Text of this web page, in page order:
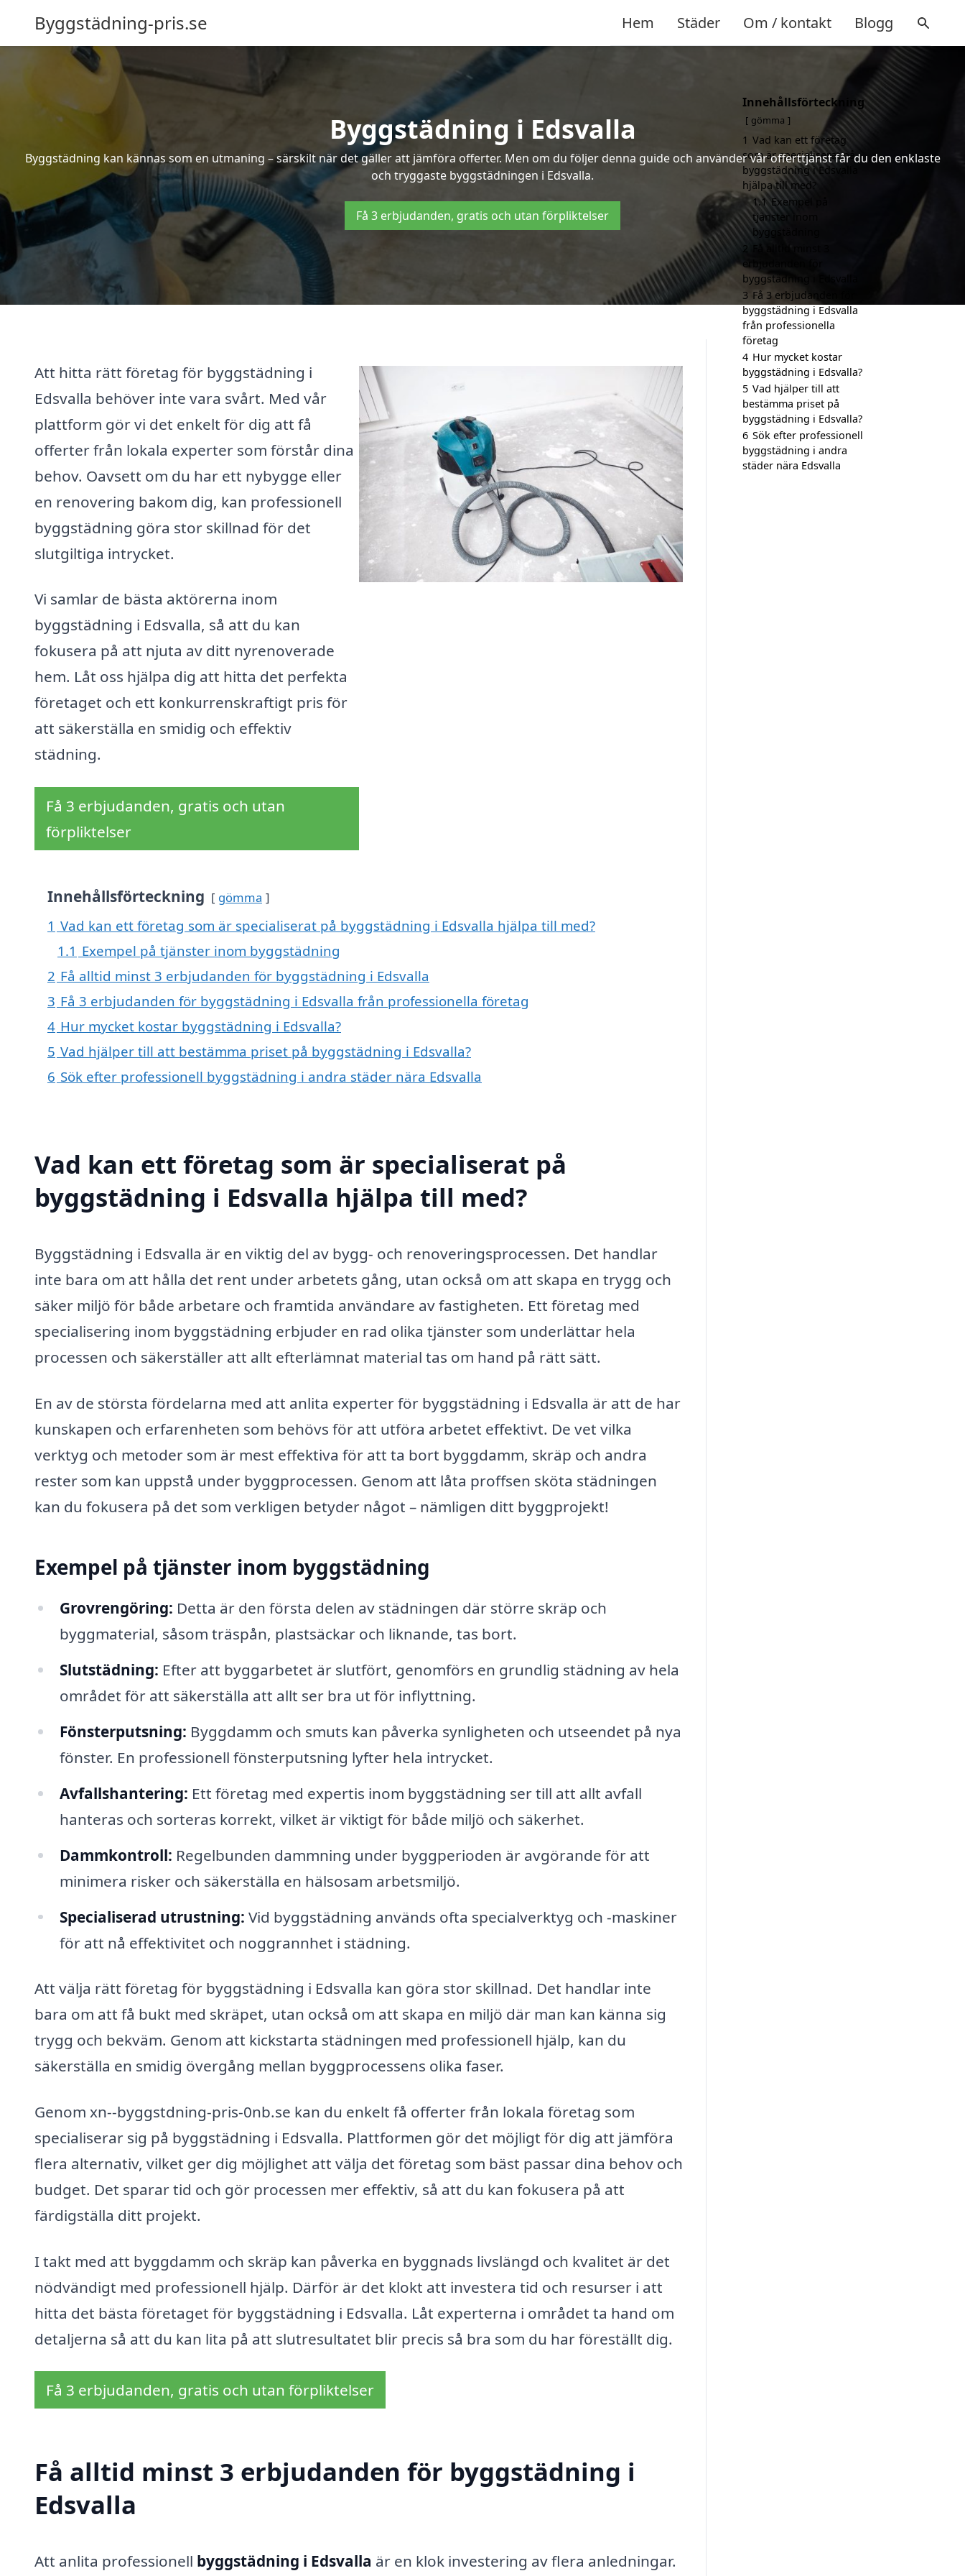
Byggstädning-pris.se Hem Städer Om / kontakt Blogg
Byggstädning i Edsvalla
Byggstädning kan kännas som en utmaning – särskilt när det gäller att jämföra offerter. Men om du följer denna guide och använder vår offerttjänst får du den enklaste
och tryggaste byggstädningen i Edsvalla.
Få 3 erbjudanden, gratis och utan förpliktelser
Att hitta rätt företag för byggstädning i
Edsvalla behöver inte vara svårt. Med vår
plattform gör vi det enkelt för dig att få
offerter från lokala experter som förstår dina
behov. Oavsett om du har ett nybygge eller
en renovering bakom dig, kan professionell
byggstädning göra stor skillnad för det
slutgiltiga intrycket.
Vi samlar de bästa aktörerna inom
byggstädning i Edsvalla, så att du kan
fokusera på att njuta av ditt nyrenoverade
hem. Låt oss hjälpa dig att hitta det perfekta
företaget och ett konkurrenskraftigt pris för
att säkerställa en smidig och effektiv
städning.
Få 3 erbjudanden, gratis och utan
förpliktelser
Innehållsförteckning gömma
1 Vad kan ett företag som är specialiserat på byggstädning i Edsvalla hjälpa till med?
1.1 Exempel på tjänster inom byggstädning
2 Få alltid minst 3 erbjudanden för byggstädning i Edsvalla
3 Få 3 erbjudanden för byggstädning i Edsvalla från professionella företag
4 Hur mycket kostar byggstädning i Edsvalla?
5 Vad hjälper till att bestämma priset på byggstädning i Edsvalla?
6 Sök efter professionell byggstädning i andra städer nära Edsvalla
Vad kan ett företag som är specialiserat på
byggstädning i Edsvalla hjälpa till med?
Byggstädning i Edsvalla är en viktig del av bygg- och renoveringsprocessen. Det handlar
inte bara om att hålla det rent under arbetets gång, utan också om att skapa en trygg och
säker miljö för både arbetare och framtida användare av fastigheten. Ett företag med
specialisering inom byggstädning erbjuder en rad olika tjänster som underlättar hela
processen och säkerställer att allt efterlämnat material tas om hand på rätt sätt.
En av de största fördelarna med att anlita experter för byggstädning i Edsvalla är att de har
kunskapen och erfarenheten som behövs för att utföra arbetet effektivt. De vet vilka
verktyg och metoder som är mest effektiva för att ta bort byggdamm, skräp och andra
rester som kan uppstå under byggprocessen. Genom att låta proffsen sköta städningen
kan du fokusera på det som verkligen betyder något – nämligen ditt byggprojekt!
Exempel på tjänster inom byggstädning
Grovrengöring: Detta är den första delen av städningen där större skräp och
byggmaterial, såsom träspån, plastsäckar och liknande, tas bort.
Slutstädning: Efter att byggarbetet är slutfört, genomförs en grundlig städning av hela
området för att säkerställa att allt ser bra ut för inflyttning.
Fönsterputsning: Byggdamm och smuts kan påverka synligheten och utseendet på nya
fönster. En professionell fönsterputsning lyfter hela intrycket.
Avfallshantering: Ett företag med expertis inom byggstädning ser till att allt avfall
hanteras och sorteras korrekt, vilket är viktigt för både miljö och säkerhet.
Dammkontroll: Regelbunden dammning under byggperioden är avgörande för att
minimera risker och säkerställa en hälsosam arbetsmiljö.
Specialiserad utrustning: Vid byggstädning används ofta specialverktyg och -maskiner
för att nå effektivitet och noggrannhet i städning.
Att välja rätt företag för byggstädning i Edsvalla kan göra stor skillnad. Det handlar inte
bara om att få bukt med skräpet, utan också om att skapa en miljö där man kan känna sig
trygg och bekväm. Genom att kickstarta städningen med professionell hjälp, kan du
säkerställa en smidig övergång mellan byggprocessens olika faser.
Genom xn--byggstdning-pris-0nb.se kan du enkelt få offerter från lokala företag som
specialiserar sig på byggstädning i Edsvalla. Plattformen gör det möjligt för dig att jämföra
flera alternativ, vilket ger dig möjlighet att välja det företag som bäst passar dina behov och
budget. Det sparar tid och gör processen mer effektiv, så att du kan fokusera på att
färdigställa ditt projekt.
I takt med att byggdamm och skräp kan påverka en byggnads livslängd och kvalitet är det
nödvändigt med professionell hjälp. Därför är det klokt att investera tid och resurser i att
hitta det bästa företaget för byggstädning i Edsvalla. Låt experterna i området ta hand om
detaljerna så att du kan lita på att slutresultatet blir precis så bra som du har föreställt dig.
Få 3 erbjudanden, gratis och utan förpliktelser
Få alltid minst 3 erbjudanden för byggstädning i
Edsvalla
Att anlita professionell byggstädning i Edsvalla är en klok investering av flera anledningar.
Innehållsförteckning
gömma
1 Vad kan ett företag
som är specialiserat på
byggstädning i Edsvalla
hjälpa till med?
1.1 Exempel på
tjänster inom
byggstädning
2
Få alltid minst 3
erbjudanden för
byggstädning i Edsvalla
3 Få 3 erbjudanden för
byggstädning i Edsvalla
från professionella
företag
4 Hur mycket kostar
byggstädning i Edsvalla?
5 Vad hjälper till att
bestämma priset på
byggstädning i Edsvalla?
6 Sök efter professionell
byggstädning i andra
städer nära Edsvalla